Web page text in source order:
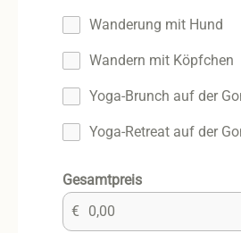
Wanderung mit Hund
Wandern mit Köpfchen
Yoga-Brunch auf der
Yoga-Retreat auf der
Gesamtpreis
€